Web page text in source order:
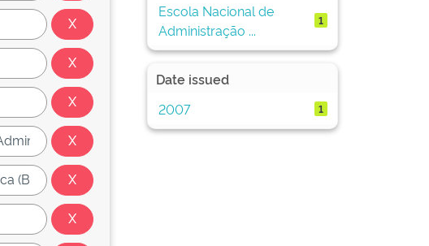
Escola Nacional de
Administração ...
1
Date issued
2007
1